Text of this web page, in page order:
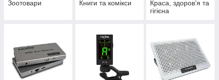
Зоотовари Книги та комікси
Краса, здоров’я та
гігієна